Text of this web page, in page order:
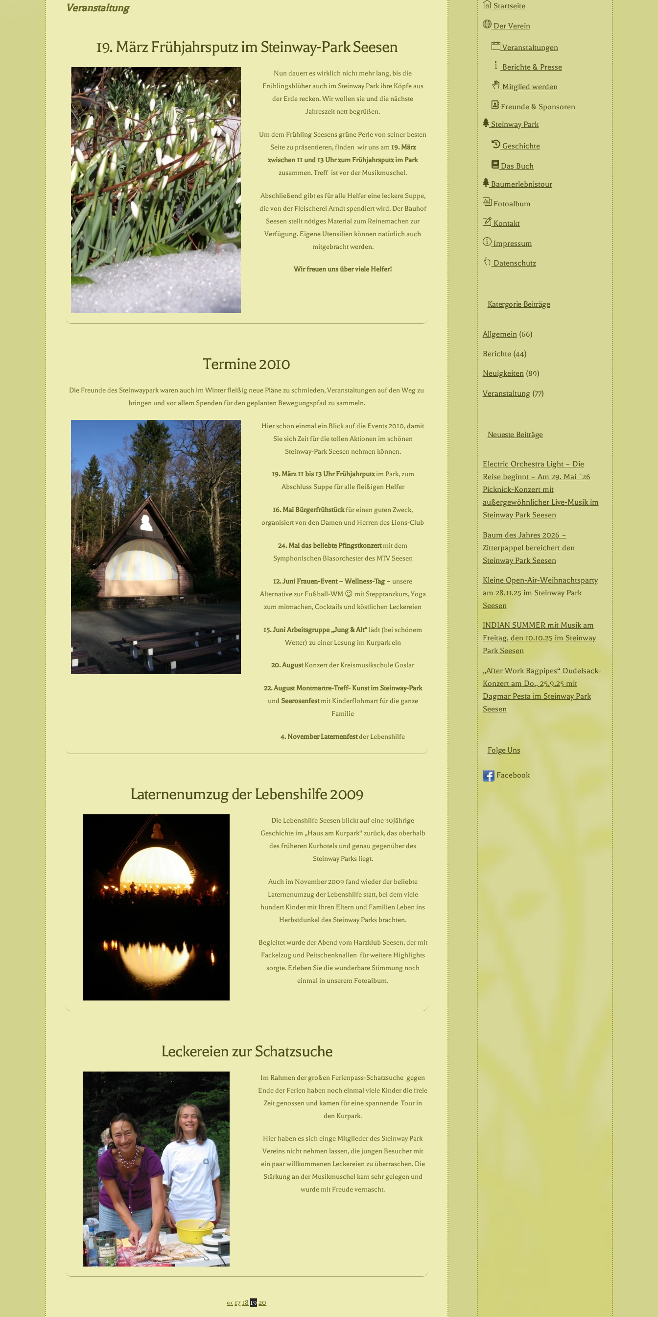
Veranstaltung
19. März Frühjahrsputz im Steinway-Park Seesen
Nun dauert es wirklich nicht mehr lang, bis die
Frühlingsblüher auch im Steinway Park ihre Köpfe aus
der Erde recken. Wir wollen sie und die nächste
Jahreszeit nett begrüßen.
Um dem Frühling Seesens grüne Perle von seiner besten
Seite zu präsentieren, finden wir uns am 19. März
zwischen 11 und 13 Uhr zum Frühjahrsputz im Park
zusammen. Treff ist vor der Musikmuschel.
Abschließend gibt es für alle Helfer eine leckere Suppe,
die von der Fleischerei Arndt spendiert wird. Der Bauhof
Seesen stellt nötiges Material zum Reinemachen zur
Verfügung. Eigene Utensilien können natürlich auch
mitgebracht werden.
Wir freuen uns über viele Helfer!
Termine 2010
Die Freunde des Steinwaypark waren auch im Winter fleißig neue Pläne zu schmieden, Veranstaltungen auf den Weg zu
bringen und vor allem Spenden für den geplanten Bewegungspfad zu sammeln.
Hier schon einmal ein Blick auf die Events 2010, damit
Sie sich Zeit für die tollen Aktionen im schönen
Steinway-Park Seesen nehmen können.
19. März 11 bis 13 Uhr Frühjahrputzim Park, zum
Abschluss Suppe für alle fleißigen Helfer
16. Mai Bürgerfrühstückfür einen guten Zweck,
organisiert von den Damen und Herren des Lions-Club
24. Mai das beliebte Pfingstkonzertmit dem
Symphonischen Blasorchester des MTV Seesen
12. Juni Frauen-Event – Wellness-Tag – unsere
Alternative zur Fußball-WM 😉 mit Stepptanzkurs, Yoga
zum mitmachen, Cocktails und köstlichen Leckereien
15. Juni Arbeitsgruppe „Jung & Alt“ lädt (bei schönem
Wetter) zu einer Lesung im Kurpark ein
20. AugustKonzert der Kreismusikschule Goslar
22. August Montmartre-Treff- Kunst im Steinway-Park
und Seerosenfestmit Kinderflohmart für die ganze
Familie
4. November Laternenfestder Lebenshilfe
Laternenumzug der Lebenshilfe 2009
Die Lebenshilfe Seesen blickt auf eine 30jährige
Geschichte im „Haus am Kurpark“ zurück, das oberhalb
des früheren Kurhotels und genau gegenüber des
Steinway Parks liegt.
Auch im November 2009 fand wieder der beliebte
Laternenumzug der Lebenshilfe statt, bei dem viele
hundert Kinder mit Ihren Eltern und Familien Leben ins
Herbstdunkel des Steinway Parks brachten.
Begleitet wurde der Abend vom Harzklub Seesen, der mit
Fackelzug und Peitschenknallen für weitere Highlights
sorgte. Erleben Sie die wunderbare Stimmung noch
einmal in unserem Fotoalbum.
Leckereien zur Schatzsuche
Im Rahmen der großen Ferienpass-Schatzsuche gegen
Ende der Ferien haben noch einmal viele Kinder die freie
Zeit genossen und kamen für eine spannende Tour in
den Kurpark.
Hier haben es sich einge Mitglieder des Steinway Park
Vereins nicht nehmen lassen, die jungen Besucher mit
ein paar willkommenen Leckereien zu überraschen. Die
Stärkung an der Musikmuschel kam sehr gelegen und
wurde mit Freude vernascht.
«‹ 17 18 19 20
Startseite
Der Verein
Veranstaltungen
Berichte & Presse
Mitglied werden
Freunde & Sponsoren
Steinway Park
Geschichte
Das Buch
Baumerlebnistour
Fotoalbum
Kontakt
Impressum
Datenschutz
Katergorie Beiträge
Allgemein(66)
Berichte(44)
Neuigkeiten(89)
Veranstaltung(77)
Neueste Beiträge
Electric Orchestra Light – Die
Reise beginnt – Am 29. Mai ´26
Picknick-Konzert mit
außergewöhnlicher Live-Musik im
Steinway Park Seesen
Baum des Jahres 2026 –
Zitterpappel bereichert den
Steinway Park Seesen
Kleine Open-Air-Weihnachtsparty
am 28.11.25 im Steinway Park
Seesen
INDIAN SUMMER mit Musik am
Freitag, den 10.10.25 im Steinway
Park Seesen
„After Work Bagpipes“ Dudelsack-
Konzert am Do., 25.9.25 mit
Dagmar Pesta im Steinway Park
Seesen
Folge Uns
Facebook